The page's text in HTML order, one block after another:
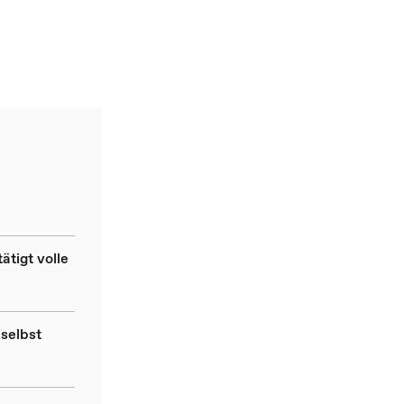
volle